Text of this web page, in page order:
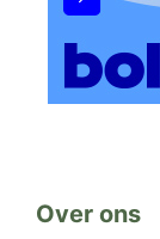
Over ons